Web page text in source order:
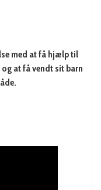
med at få hjælp til
at få vendt sit barn